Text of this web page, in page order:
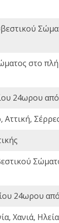
στο
24ωρου
24ωρου
Χανιά,